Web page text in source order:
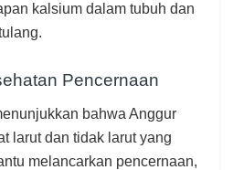
kalsium dalam tubuh dan
Pencernaan
bahwa Anggur
larut dan tidak larut yang
melancarkan pencernaan,